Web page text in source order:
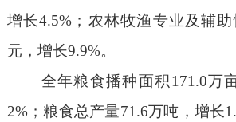
增长4.5% ；农林牧渔专业及辅
元，增长9.9%。
全年粮食播种面积171.0万
2%；粮食总产量71.6万吨，增长